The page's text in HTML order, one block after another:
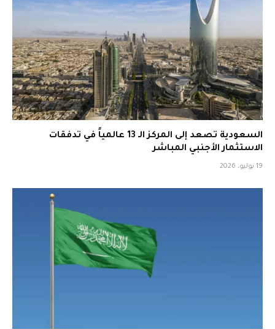
السعودية تصعد إلى المركز الـ 13 عالمياً في تدفقات
الاستثمار الأجنبي المباشر
19 يوليو، 2026